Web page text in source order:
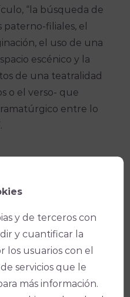
“la búsqueda de
paterno-filiales, el
el uso de una
escénico y la
de una teatralidad
o el verso- que
entre lo
nada!
y de terceros con
y cuantificar la
los usuarios con el
servicios que le
más información.